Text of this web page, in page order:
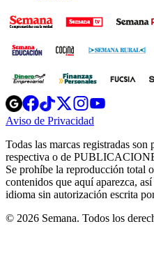
Opens
in
new
Opens
in
new
Opens
in
new
window
Opens
new
windowwindow
Aviso de Privacidad
new
window
Todas las marcas registradas
respectiva o de
Se prohíbe la reproducción total
contenidos que aquí aparezca,
idioma sin autorización escrita
© 2026 Semana. Todos los